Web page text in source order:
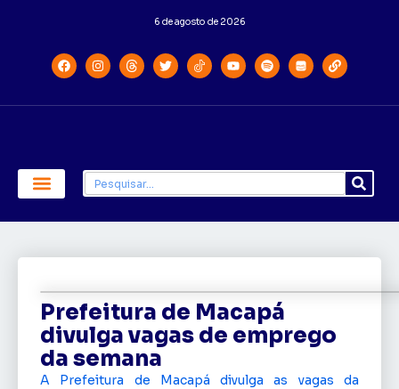
6 de agosto de 2026
Prefeitura de Macapá
divulga vagas de emprego
da semana
A Prefeitura de Macapá divulga as vagas da